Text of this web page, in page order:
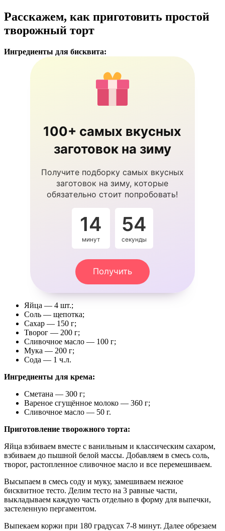
Расскажем, как приготовить простой
творожный торт
Ингредиенты для бисквита:
100+ самых вкусных
заготовок на зиму
Получите подборку самых вкусных
заготовок на зиму, которые
обязательно стоит попробовать!
14
минут
54
секунды
Получить
Яйца — 4 шт.;
Соль — щепотка;
Сахар — 150 г;
Творог — 200 г;
Сливочное масло — 100 г;
Мука — 200 г;
Сода — 1 ч.л.
Ингредиенты для крема:
Сметана — 300 г;
Вареное сгущённое молоко — 360 г;
Сливочное масло — 50 г.
Приготовление творожного торта:
Яйца взбиваем вместе с ванильным и классическим сахаром,
взбиваем до пышной белой массы. Добавляем в смесь соль,
творог, растопленное сливочное масло и все перемешиваем.
Высыпаем в смесь соду и муку, замешиваем нежное
бисквитное тесто. Делим тесто на 3 равные части,
выкладываем каждую часть отдельно в форму для выпечки,
застеленную пергаментом.
Выпекаем коржи при 180 градусах 7-8 минут. Далее обрезаем